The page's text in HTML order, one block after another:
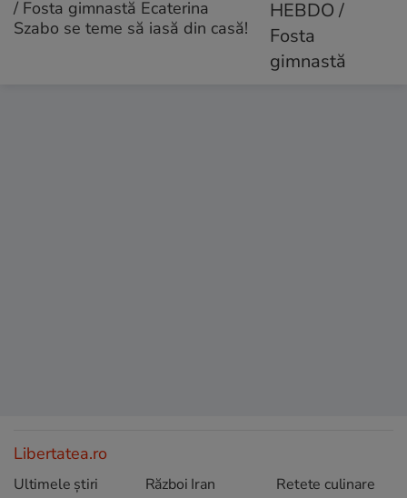
/ Fosta gimnastă Ecaterina
Szabo se teme să iasă din casă!
Libertatea.ro
Ultimele știri
Război Iran
Retete culinare